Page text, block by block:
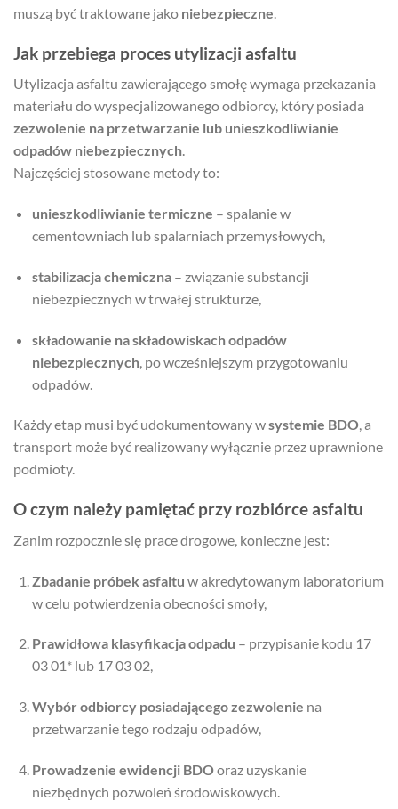
muszą być traktowane jako niebezpieczne.
Jak przebiega proces utylizacji asfaltu
Utylizacja asfaltu zawierającego smołę wymaga przekazania
materiału do wyspecjalizowanego odbiorcy, który posiada
zezwolenie na przetwarzanie lub unieszkodliwianie
odpadów niebezpiecznych.
Najczęściej stosowane metody to:
unieszkodliwianie termiczne – spalanie w
cementowniach lub spalarniach przemysłowych,
stabilizacja chemiczna– związanie substancji
niebezpiecznych w trwałej strukturze,
składowanie na składowiskach odpadów
niebezpiecznych, po wcześniejszym przygotowaniu
odpadów.
Każdy etap musi być udokumentowany wsystemie BDO, a
transport może być realizowany wyłącznie przez uprawnione
podmioty.
O czym należy pamiętać przy rozbiórce asfaltu
Zanim rozpocznie się prace drogowe, konieczne jest:
Zbadanie próbek asfaltu w akredytowanym laboratorium
w celu potwierdzenia obecności smoły,
Prawidłowa klasyfikacja odpadu – przypisanie kodu 17
03 01* lub 17 03 02,
Wybór odbiorcy posiadającego zezwolenie na
przetwarzanie tego rodzaju odpadów,
Prowadzenie ewidencji BDOoraz uzyskanie
niezbędnych pozwoleń środowiskowych.